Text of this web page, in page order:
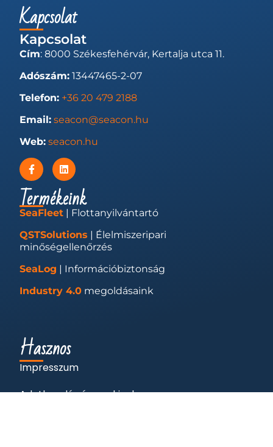
Kapcsolat
Kapcsolat
Cím: 8000 Székesfehérvár, Kertalja utca 11.
Adószám: 13447465-2-07
Telefon: +36 20 479 2188
Email: seacon@seacon.hu
Web: seacon.hu
Termékeink
SeaFleet | Flottanyilvántartó
QSTSolutions | Élelmiszeripari
minőségellenőrzés
SeaLog | Információbiztonság
Industry 4.0 megoldásaink
Hasznos
Impresszum
Adatkezelés és cookie-k